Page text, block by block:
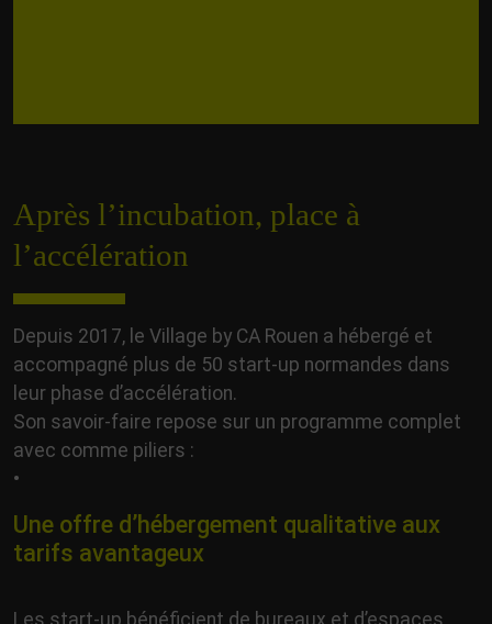
Après l’incubation, place à
l’accélération
Depuis 2017, le Village by CA Rouen a hébergé et
accompagné plus de 50 start-up normandes dans
leur phase d’accélération.
Son savoir-faire repose sur un programme complet
avec comme piliers :
•
Une offre d’hébergement qualitative aux
tarifs avantageux
Les start-up bénéficient de bureaux et d’espaces